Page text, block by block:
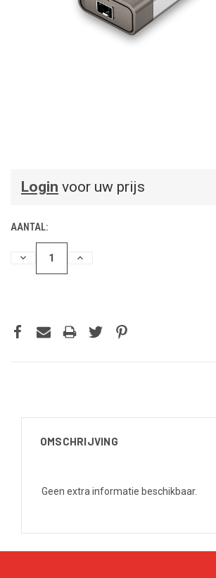
Login voor uw prijs
AANTAL:
HOEVEELHEIDHOEVEELHEID
OMSCHRIJVING
Geen extra informatie beschikbaar.